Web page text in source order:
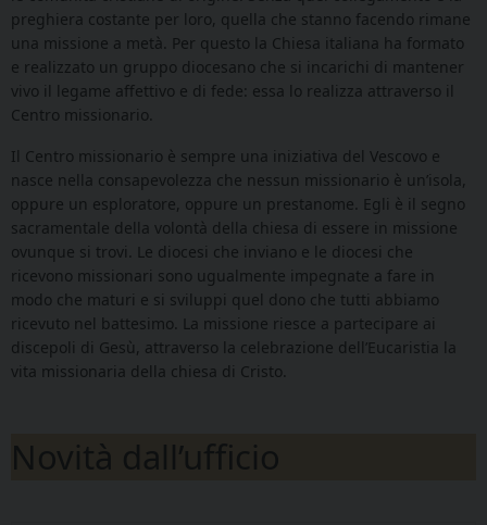
preghiera costante per loro, quella che stanno facendo rimane
una missione a metà. Per questo la Chiesa italiana ha formato
e realizzato un gruppo diocesano che si incarichi di mantener
vivo il legame affettivo e di fede: essa lo realizza attraverso il
Centro missionario.
Il Centro missionario è sempre una iniziativa del Vescovo e
nasce nella consapevolezza che nessun missionario è un’isola,
oppure un esploratore, oppure un prestanome. Egli è il segno
sacramentale della volontà della chiesa di essere in missione
ovunque si trovi. Le diocesi che inviano e le diocesi che
ricevono missionari sono ugualmente impegnate a fare in
modo che maturi e si sviluppi quel dono che tutti abbiamo
ricevuto nel battesimo. La missione riesce a partecipare ai
discepoli di Gesù, attraverso la celebrazione dell’Eucaristia la
vita missionaria della chiesa di Cristo.
Novità dall’ufficio